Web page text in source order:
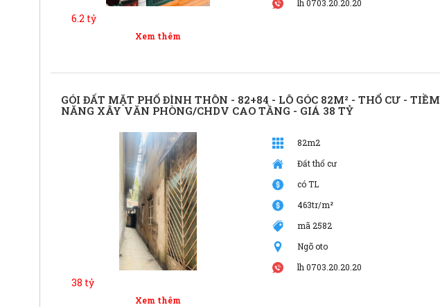
6.2 tỷ
Xem thêm
lh 0703.20.20.20
GÓI ĐẤT MẶT PHỐ ĐÌNH THÔN - 82+84 - LÔ GÓC 82M² - THỔ CƯ - TIỀM
NĂNG XÂY VĂN PHÒNG/CHDV CAO TẦNG - GIÁ 38 TỶ
38 tỷ
Xem thêm
82m2
Đất thổ cư
có TL
463tr/m²
mã 2582
Ngõ oto
lh 0703.20.20.20